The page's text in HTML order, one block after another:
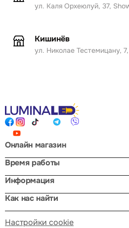
ул. Каля Орхеюлуй, 37,
Кишинёв
ул. Николае Тестемицану,
Онлайн магазин
Время работы
Информация
Как нас найти
Настройки cookie